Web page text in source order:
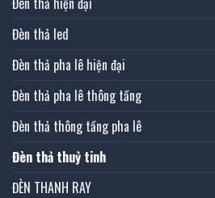
Đèn thả led
Đèn thả pha lê hiện đại
Đèn thả pha lê thông tầng
Đèn thả thông tầng pha lê
Đèn thả thuỷ tinh
ĐÈN THANH RAY